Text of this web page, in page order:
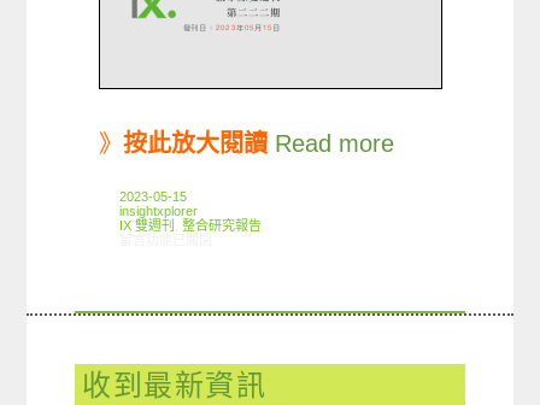
》按此放大閱讀 Read more
2023-05-15
insightxplorer
IX 雙週刊
,整合研究報告
收到最新資訊